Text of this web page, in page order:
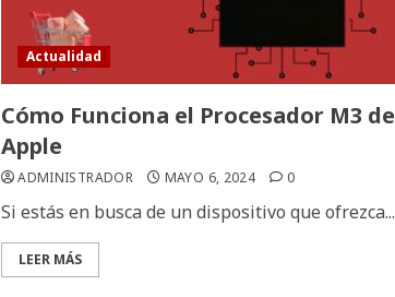
Actualidad
Cómo Funciona el Procesador M3 de
Apple
ADMINISTRADOR MAYO 6, 2024 0
Si estás en busca de un dispositivo que ofrezca...
LEER MÁS